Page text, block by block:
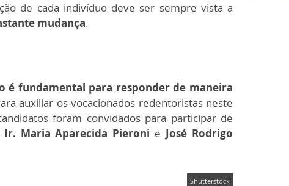
de cada indivíduo deve ser sempre vista a
mudança.
é fundamental para responder de maneira
auxiliar os vocacionados redentoristas neste
foram convidados para participar de
Ir. Maria Aparecida Pieroni e José Rodrigo
Shutterstock